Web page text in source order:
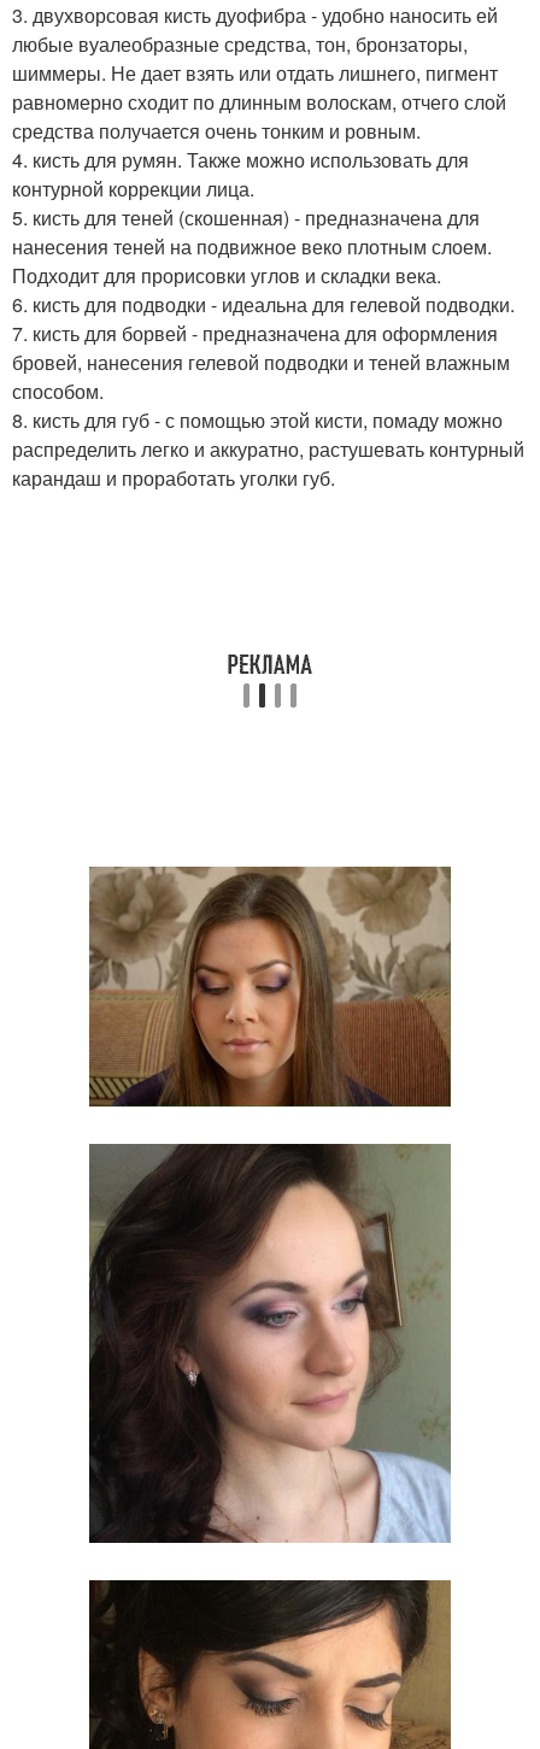
3. двухворсовая кисть дуофибра - удобно наносить ей
любые вуалеобразные средства, тон, бронзаторы,
шиммеры. Не дает взять или отдать лишнего, пигмент
равномерно сходит по длинным волоскам, отчего слой
средства получается очень тонким и ровным.
4. кисть для румян. Также можно использовать для
контурной коррекции лица.
5. кисть для теней (скошенная) - предназначена для
нанесения теней на подвижное веко плотным слоем.
Подходит для прорисовки углов и складки века.
6. кисть для подводки - идеальна для гелевой подводки.
7. кисть для борвей - предназначена для оформления
бровей, нанесения гелевой подводки и теней влажным
способом.
8. кисть для губ - с помощью этой кисти, помаду можно
распределить легко и аккуратно, растушевать контурный
карандаш и проработать уголки губ.